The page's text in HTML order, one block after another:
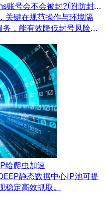
账号会不会被封?(附防封
关键在规范操作与环境隔
，能有效降低封号风险，
给爬虫加速
静态数据中心IP池可提
定高效抓取。